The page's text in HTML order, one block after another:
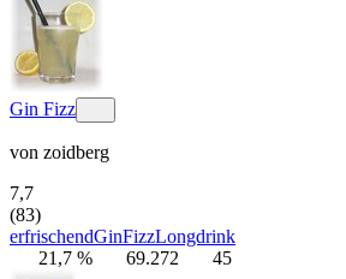
Gin Fizz
von zoidberg
7,7
(83)
erfrischendGinFizzLongdrink
21,7 %
69.272 45